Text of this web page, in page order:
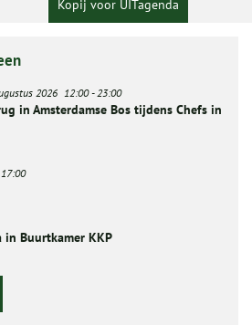
Kopij voor UITagenda
2026 12:00-23:00
in Amsterdamse Bos tijdens Chefs in
17:00
in Buurtkamer KKP